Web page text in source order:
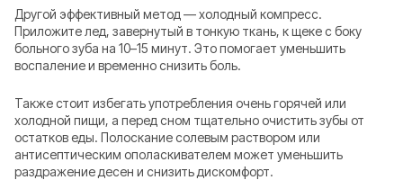
Другой эффективный метод — холодный компресс.
Приложите лед, завернутый в тонкую ткань, к щеке с боку
больного зуба на 10–15 минут. Это помогает уменьшить
воспаление и временно снизить боль.
Также стоит избегать употребления очень горячей или
холодной пищи, а перед сном тщательно очистить зубы от
остатков еды. Полоскание солевым раствором или
антисептическим ополаскивателем может уменьшить
раздражение десен и снизить дискомфорт.